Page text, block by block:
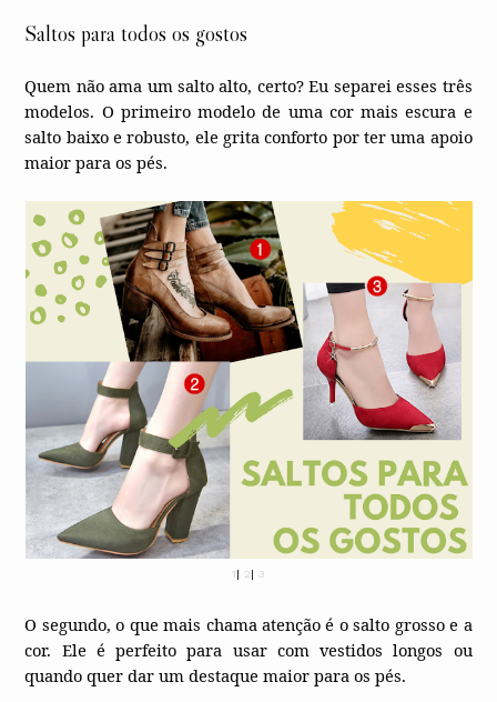
Saltos para todos os gostos
Quem não ama um salto alto, certo? Eu separei esses três
modelos. O primeiro modelo de uma cor mais escura e
salto baixo e robusto, ele grita conforto por ter uma apoio
maior para os pés.
1| 2| 3
O segundo, o que mais chama atenção é o salto grosso e a
cor. Ele é perfeito para usar com vestidos longos ou
quando quer dar um destaque maior para os pés.